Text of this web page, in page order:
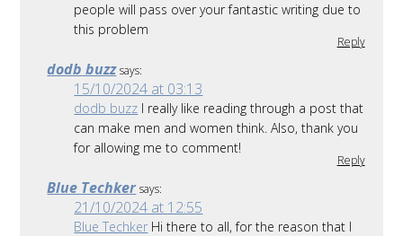
people will pass over your fantastic writing due to
this problem
Reply
dodb buzz says:
15/10/2024 at 03:13
dodb buzz I really like reading through a post that
can make men and women think. Also, thank you
for allowing me to comment!
Reply
Blue Techker says:
21/10/2024 at 12:55
Blue Techker Hi there to all, for the reason that I